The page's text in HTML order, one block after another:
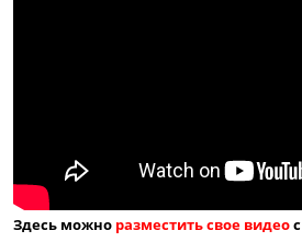
Здесь можно разместить свое видео